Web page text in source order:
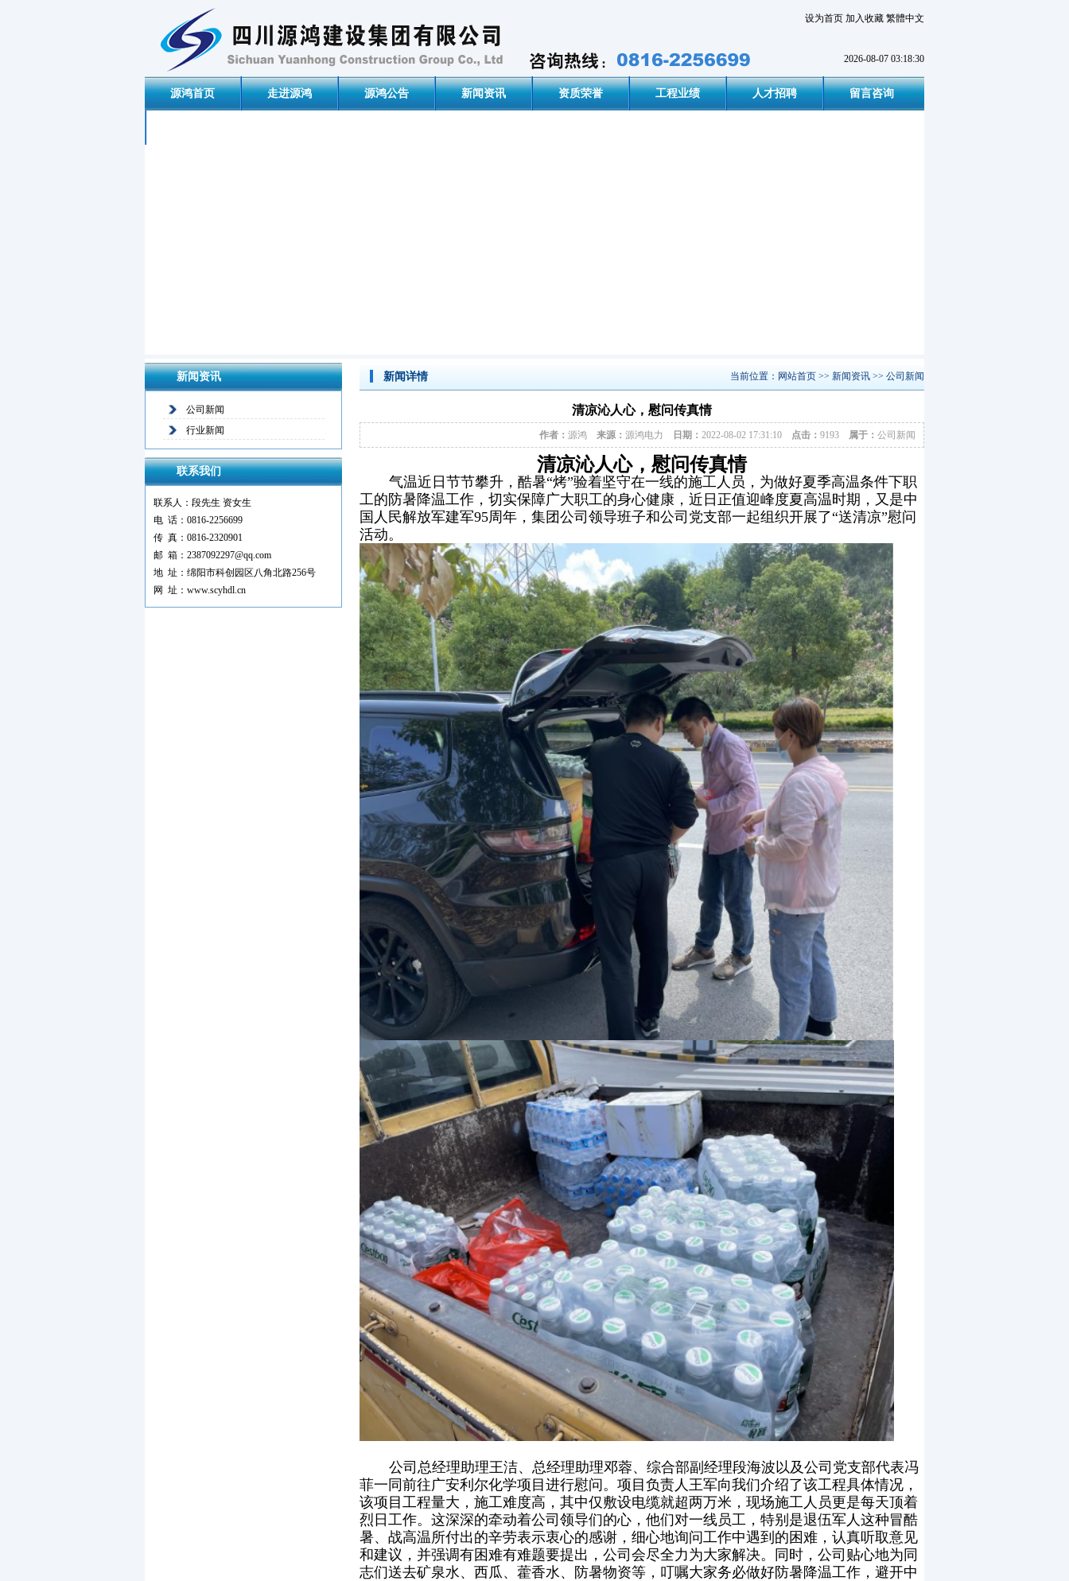
设为首页 加入收藏 繁體中文
2026-08-07 03:18:30
源鸿首页 走进源鸿 源鸿公告 新闻资讯 资质荣誉 工程业绩 人才招聘 留言咨询
新闻资讯
公司新闻
行业新闻
联系我们
联系人：段先生 资女生
电 话：0816-2256699
传 真：0816-2320901
邮 箱：2387092297@qq.com
地 址：绵阳市科创园区八角北路256号
网 址：www.scyhdl.cn
当前位置： 网站首页 >> 新闻资讯 >> 公司新闻
新闻详情
清凉沁人心，慰问传真情
作者： 源鸿 来源： 源鸿电力 日期： 2022-08-02 17:31:10 点击： 9193 属于： 公司新闻
清凉沁人心，慰问传真情
气温近日节节攀升，酷暑“烤”验着坚守在一线的施工人员，为做好夏季高温条件下职
工的防暑降温工作，切实保障广大职工的身心健康，近日正值迎峰度夏高温时期，又是中
国人民解放军建军95周年， 集团公司领导班子和公司党支部一起组织开展了“送清凉”慰问
活动。
公司总经理助理王洁、总经理助理邓蓉、综合部副经理段海波以及公司党支部代表冯
菲一同前往广安利尔化学项目进行慰问。项目负责人王军向我们介绍了该工程具体情况，
该项目工程量大，施工难度高，其中仅敷设电缆就超两万米，现场施工人员更是每天顶着
烈日工作。这深深的牵动着公司领导们的心，他们对一线员工，特别是退伍军人这种冒酷
暑、战高温所付出的辛劳表示衷心的感谢，细心地询问工作中遇到的困难，认真听取意见
和建议，并强调有困难有难题要提出，公司会尽全力为大家解决。同时，公司贴心地为同
志们送去矿泉水、西瓜、藿香水、防暑物资等，叮嘱大家务必做好防暑降温工作，避开中